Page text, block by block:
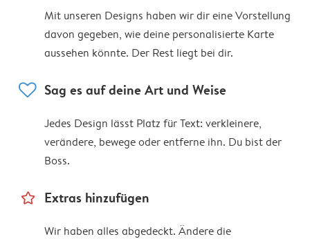
Mit unseren Designs haben wir dir eine Vorstellung
davon gegeben, wie deine personalisierte Karte
aussehen könnte. Der Rest liegt bei dir.
heart Sag es auf deine Art und Weise
Jedes Design lässt Platz für Text: verkleinere,
verändere, bewege oder entferne ihn. Du bist der
Boss.
star_outline Extras hinzufügen
Wir haben alles abgedeckt. Ändere die